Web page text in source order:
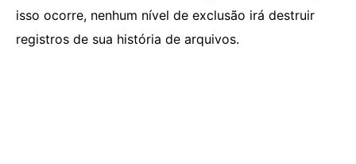
isso ocorre, nenhum nível de exclusão irá destruir
registros de sua história de arquivos.